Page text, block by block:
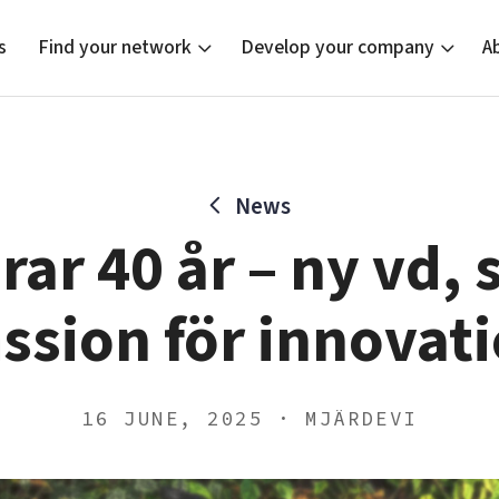
Find your network
East Sweden Tech Women
Reversed mentorship
Develop your company
Upscaling
Talent & skills
Startup & industry collaboration
Offers to boost your business
Locations
News
40 år – ny vd,
för
16 JUNE, 2025 · MJÄRDEVI